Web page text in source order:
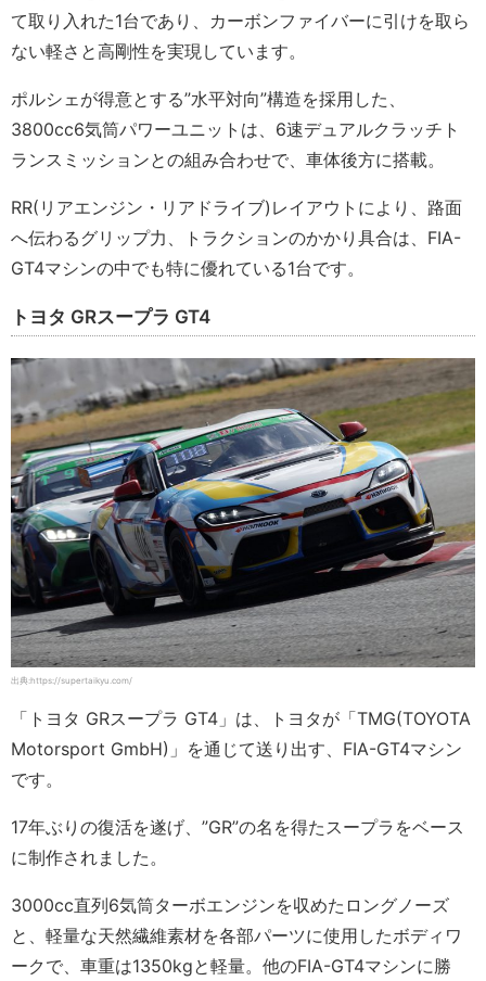
て取り入れた1台であり、カーボンファイバーに引けを取ら
ない軽さと高剛性を実現しています。
ポルシェが得意とする”水平対向”構造を採用した、
3800cc6気筒パワーユニットは、6速デュアルクラッチト
ランスミッションとの組み合わせで、車体後方に搭載。
RR(リアエンジン・リアドライブ)レイアウトにより、路面
へ伝わるグリップ力、トラクションのかかり具合は、FIA-
GT4マシンの中でも特に優れている1台です。
トヨタ GRスープラ GT4
出典:https://supertaikyu.com/
「トヨタ GRスープラ GT4」は、トヨタが「TMG(TOYOTA
Motorsport GmbH)」を通じて送り出す、FIA-GT4マシン
です。
17年ぶりの復活を遂げ、”GR”の名を得たスープラをベース
に制作されました。
3000cc直列6気筒ターボエンジンを収めたロングノーズ
と、軽量な天然繊維素材を各部パーツに使用したボディワ
ークで、車重は1350kgと軽量。他のFIA-GT4マシンに勝